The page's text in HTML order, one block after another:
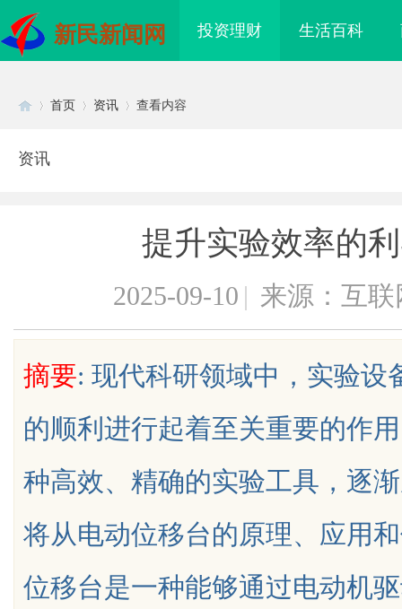
新民新闻网 投资理财 生活百科
uz
首页 资讯 查看内容
资讯
提升实验效率的
2025-09-10 | 来源：互联
摘要: 现代科研领域中，实验设
的顺利进行起着至关重要的作
种高效、精确的实验工具，逐
将从电动位移台的原理、应用
位移台是一种能够通过电动机